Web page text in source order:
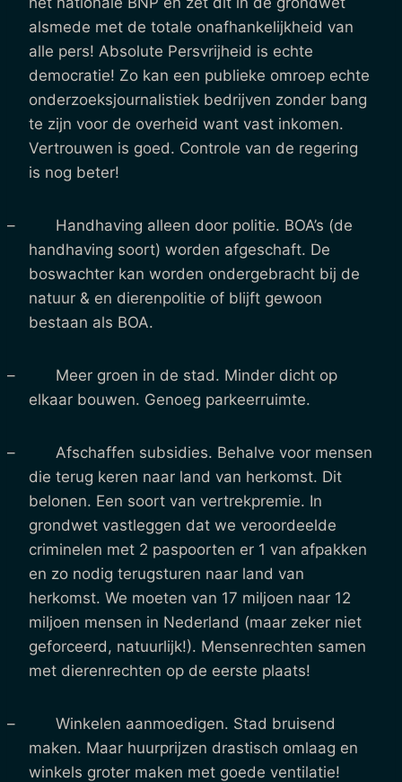
alsmede met de totale onafhankelijkheid van
alle pers! Absolute Persvrijheid is echte
democratie! Zo kan een publieke omroep echte
onderzoeksjournalistiek bedrijven zonder bang
te zijn voor de overheid want vast inkomen.
Vertrouwen is goed. Controle van de regering
is nog beter!
– Handhaving alleen door politie. BOA’s (de
handhaving soort) worden afgeschaft. De
boswachter kan worden ondergebracht bij de
natuur & en dierenpolitie of blijft gewoon
bestaan als BOA.
– Meer groen in de stad. Minder dicht op
elkaar bouwen. Genoeg parkeerruimte.
– Afschaffen subsidies. Behalve voor mensen
die terug keren naar land van herkomst. Dit
belonen. Een soort van vertrekpremie. In
grondwet vastleggen dat we veroordeelde
criminelen met 2 paspoorten er 1 van afpakken
en zo nodig terugsturen naar land van
herkomst. We moeten van 17 miljoen naar 12
miljoen mensen in Nederland (maar zeker niet
geforceerd, natuurlijk!). Mensenrechten samen
met dierenrechten op de eerste plaats!
– Winkelen aanmoedigen. Stad bruisend
maken. Maar huurprijzen drastisch omlaag en
winkels groter maken met goede ventilatie!